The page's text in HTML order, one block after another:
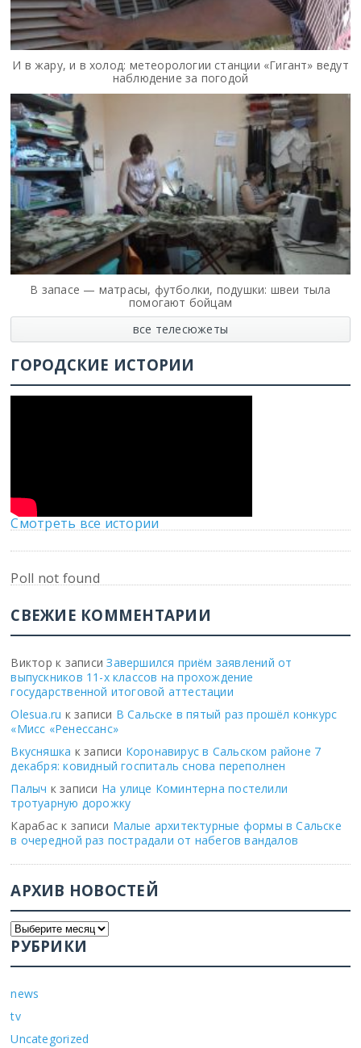
И в жару, и в холод: метеорологии станции «Гигант» ведут
наблюдение за погодой
В запасе — матрасы, футболки, подушки: швеи тыла
помогают бойцам
все телесюжеты
ГОРОДСКИЕ ИСТОРИИ
Смотреть все истории
Poll not found
СВЕЖИЕ КОММЕНТАРИИ
Виктор к записиЗавершился приём заявлений от
выпускников 11-х классов на прохождение
государственной итоговой аттестации
Olesua.ru к записи В Сальске в пятый раз прошёл конкурс
«Мисс «Ренессанс»
Вкусняшка к записи Коронавирус в Сальском районе 7
декабря: ковидный госпиталь снова переполнен
Палыч к записи На улице Коминтерна постелили
тротуарную дорожку
Карабас к записи Малые архитектурные формы в Сальске
в очередной раз пострадали от набегов вандалов
АРХИВ НОВОСТЕЙ
РУБРИКИ
news
tv
Uncategorized